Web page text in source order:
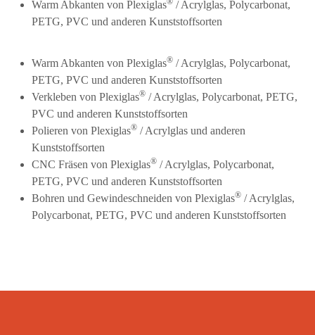
Warm Abkanten von Plexiglas
/ Acrylglas, Polycarbonat,
PETG, PVC und anderen Kunststoffsorten
Warm Abkanten von Plexiglas® / Acrylglas, Polycarbonat,
PETG, PVC und anderen Kunststoffsorten
Verkleben von Plexiglas® / Acrylglas, Polycarbonat, PETG,
PVC und anderen Kunststoffsorten
Polieren von Plexiglas® / Acrylglas und anderen
Kunststoffsorten
CNC Fräsen von Plexiglas® / Acrylglas, Polycarbonat,
PETG, PVC und anderen Kunststoffsorten
Bohren und Gewindeschneiden von Plexiglas® / Acrylglas,
Polycarbonat, PETG, PVC und anderen Kunststoffsorten